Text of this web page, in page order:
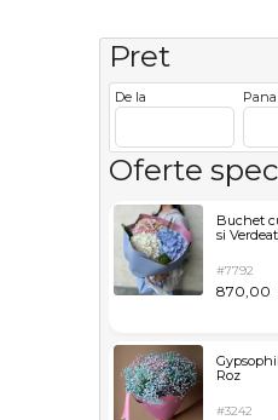
Pret
De la
Oferte
Buchet
si
#7792
870,00
Roz
#3242